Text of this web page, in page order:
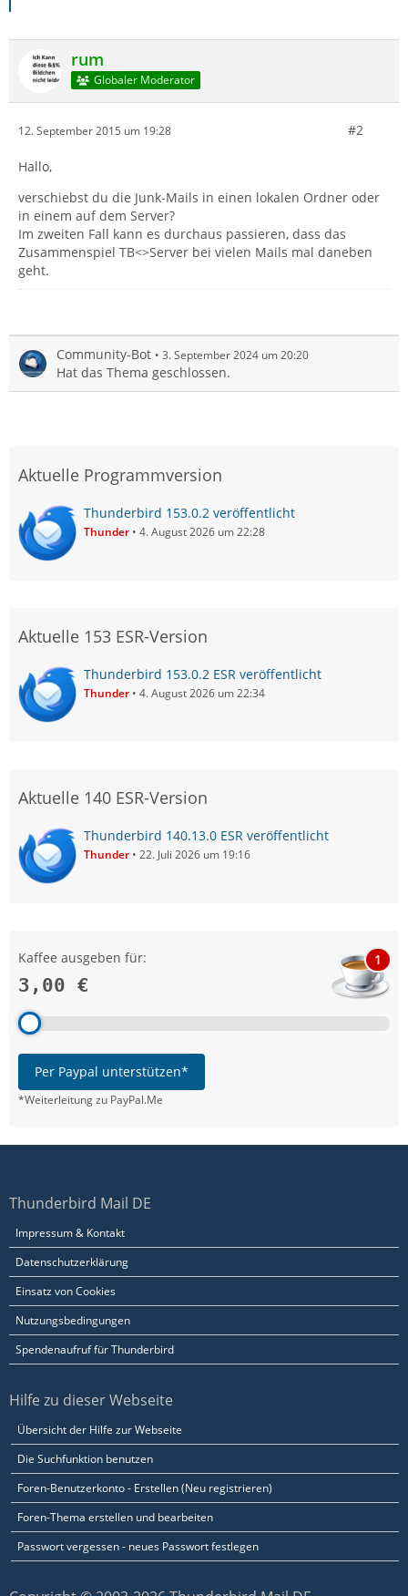
rum
Globaler Moderator
12. September 2015 um 19:28 #2
Hallo,
verschiebst du die Junk-Mails in einen lokalen Ordner oder
in einem auf dem Server?
Im zweiten Fall kann es durchaus passieren, dass das
Zusammenspiel TB<>Server bei vielen Mails mal daneben
geht.
Community-Bot 3. September 2024 um 20:20
Hat das Thema geschlossen.
Aktuelle Programmversion
Thunderbird 153.0.2 veröffentlicht
Thunder 4. August 2026 um 22:28
Aktuelle 153 ESR-Version
Thunderbird 153.0.2 ESR veröffentlicht
Thunder 4. August 2026 um 22:34
Aktuelle 140 ESR-Version
Thunderbird 140.13.0 ESR veröffentlicht
Thunder 22. Juli 2026 um 19:16
Kaffee ausgeben für:
3,00 €
1
Per Paypal unterstützen*
*Weiterleitung zu PayPal.Me
Thunderbird Mail DE
Impressum & Kontakt
Datenschutzerklärung
Einsatz von Cookies
Nutzungsbedingungen
Spendenaufruf für Thunderbird
Hilfe zu dieser Webseite
Übersicht der Hilfe zur Webseite
Die Suchfunktion benutzen
Foren-Benutzerkonto - Erstellen (Neu registrieren)
Foren-Thema erstellen und bearbeiten
Passwort vergessen - neues Passwort festlegen